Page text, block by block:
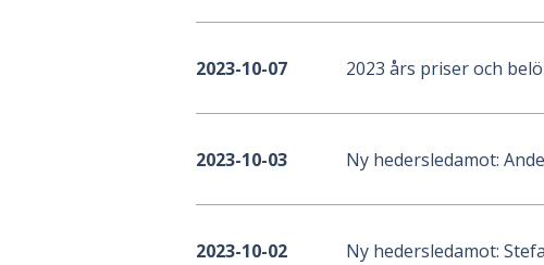
2023-10-07 2023 års priser och
2023-10-03 Ny hedersledamot:
2023-10-02 Ny hedersledamot: